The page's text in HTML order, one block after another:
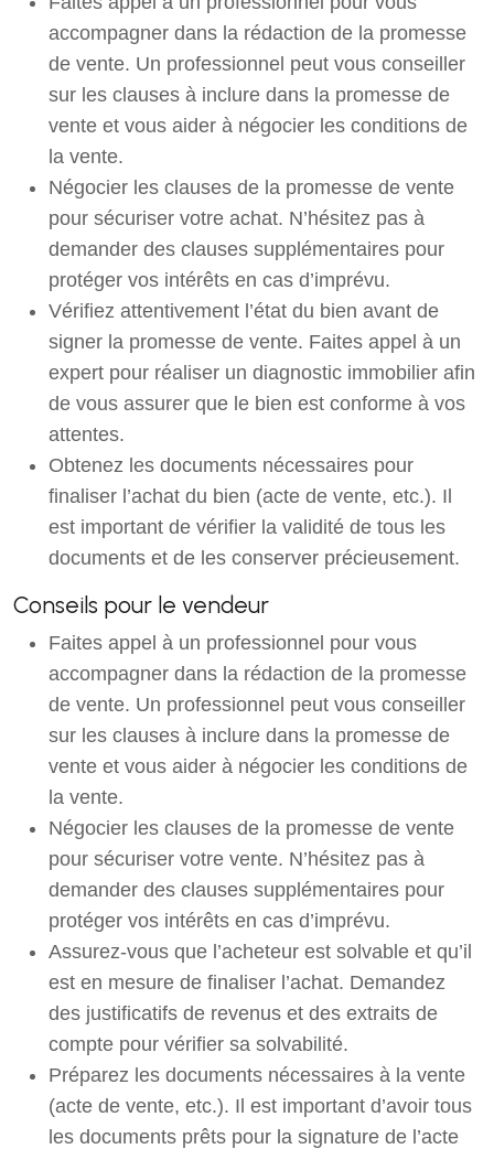
accompagner dans la rédaction de la promesse
de vente. Un professionnel peut vous conseiller
sur les clauses à inclure dans la promesse de
vente et vous aider à négocier les conditions de
la vente.
Négocier les clauses de la promesse de vente
pour sécuriser votre achat. N’hésitez pas à
demander des clauses supplémentaires pour
protéger vos intérêts en cas d’imprévu.
Vérifiez attentivement l’état du bien avant de
signer la promesse de vente. Faites appel à un
expert pour réaliser un diagnostic immobilier afin
de vous assurer que le bien est conforme à vos
attentes.
Obtenez les documents nécessaires pour
finaliser l’achat du bien (acte de vente, etc.). Il
est important de vérifier la validité de tous les
documents et de les conserver précieusement.
Conseils pour le vendeur
Faites appel à un professionnel pour vous
accompagner dans la rédaction de la promesse
de vente. Un professionnel peut vous conseiller
sur les clauses à inclure dans la promesse de
vente et vous aider à négocier les conditions de
la vente.
Négocier les clauses de la promesse de vente
pour sécuriser votre vente. N’hésitez pas à
demander des clauses supplémentaires pour
protéger vos intérêts en cas d’imprévu.
Assurez-vous que l’acheteur est solvable et qu’il
est en mesure de finaliser l’achat. Demandez
des justificatifs de revenus et des extraits de
compte pour vérifier sa solvabilité.
Préparez les documents nécessaires à la vente
(acte de vente, etc.). Il est important d’avoir tous
les documents prêts pour la signature de l’acte